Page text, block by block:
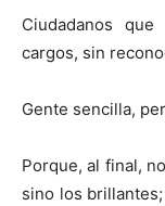
Ciudadanos
cargos, sin
Gente sencilla,
Porque, al final,
sino los